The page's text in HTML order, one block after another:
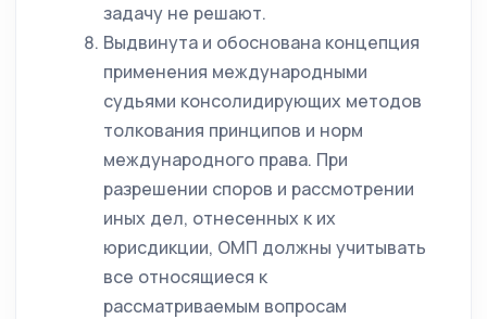
задачу не решают.
Выдвинута и обоснована концепция
применения международными
судьями консолидирующих методов
толкования принципов и норм
международного права. При
разрешении споров и рассмотрении
иных дел, отнесенных к их
юрисдикции, ОМП должны учитывать
все относящиеся к
рассматриваемым вопросам